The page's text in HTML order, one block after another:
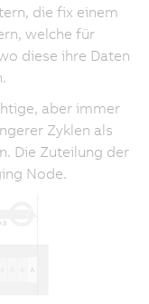
die fix einem
welche für
diese ihre Daten
aber immer
Zyklen als
Die Zuteilung der
Node.